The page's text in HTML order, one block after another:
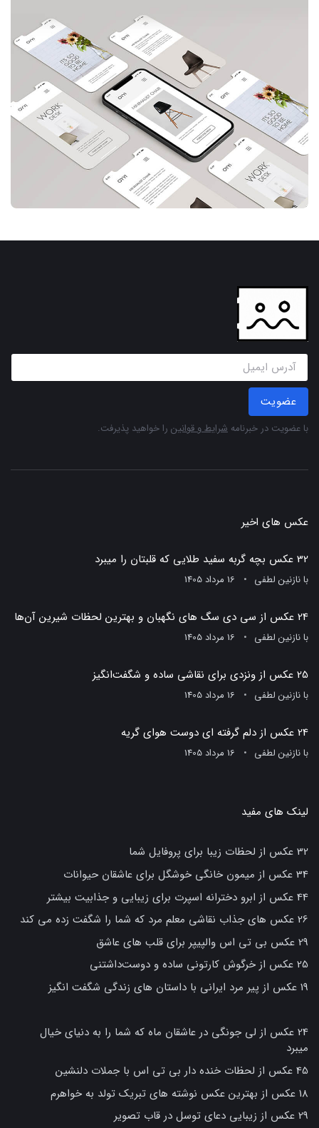
عضویت
با عضویت در خبرنامه شرایط و قوانین را خواهید پذیرفت.
عکس های اخیر
32 عکس بچه گربه سفید طلایی که قلبتان را میبرد
بانازنین لطفی 16 مرداد 1405
24 عکس از سی دی سگ های نگهبان و بهترین لحظات شیرین آن‌ها
بانازنین لطفی 16 مرداد 1405
25 عکس از ونزدی برای نقاشی ساده و شگفت‌انگیز
بانازنین لطفی 16 مرداد 1405
24 عکس از دلم گرفته ای دوست هوای گریه
بانازنین لطفی 16 مرداد 1405
لینک های مفید
32 عکس از لحظات زیبا برای پروفایل شما
34 عکس از میمون خانگی خوشگل برای عاشقان حیوانات
44 عکس از ابرو دخترانه اسپرت برای زیبایی و جذابیت بیشتر
26 عکس های جذاب نقاشی معلم مرد که شما را شگفت زده می کند
29 عکس بی تی اس والپیپر برای قلب های عاشق
25 عکس از خرگوش کارتونی ساده و دوست‌داشتنی
19 عکس از پیر مرد ایرانی با داستان های زندگی شگفت انگیز
24 عکس از لی جونگی در عاشقان ماه که شما را به دنیای خیال
میبرد
45 عکس از لحظات خنده دار بی تی اس با جملات دلنشین
18 عکس از بهترین عکس نوشته های تبریک تولد به خواهرم
29 عکس از زیبایی دعای توسل در قاب تصویر